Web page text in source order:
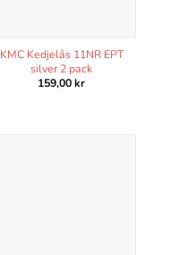
KMC Kedjelås 11NR EPT
silver 2 pack
159,00kr